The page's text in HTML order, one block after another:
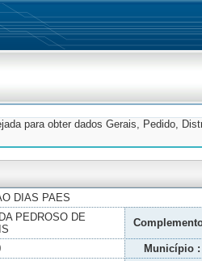
para obter dados Gerais, Pedido,
DIAS PAES
PEDROSO DE
Município :